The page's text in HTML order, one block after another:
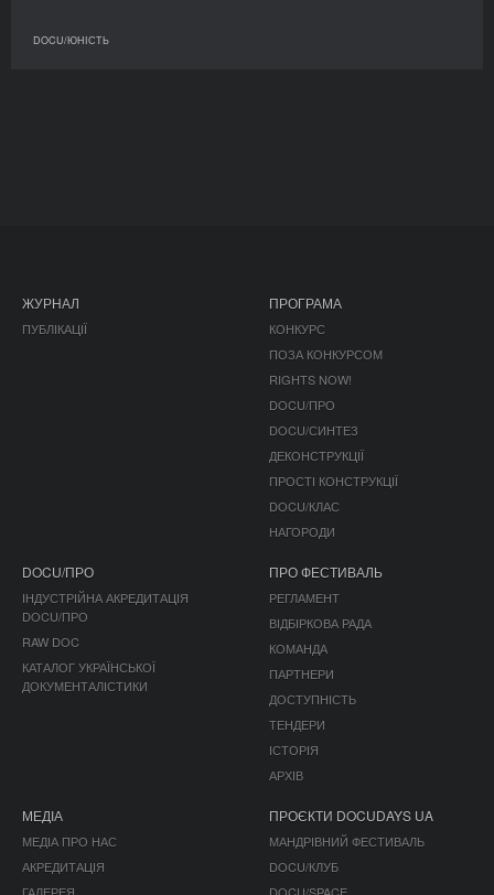
DOCU/ЮНІСТЬ
ЖУРНАЛ
ПУБЛІКАЦІЇ
ПРОГРАМА
КОНКУРС
ПОЗА КОНКУРСОМ
RIGHTS NOW!
DOCU/ПРО
DOCU/СИНТЕЗ
ДЕКОНСТРУКЦІЇ
ПРОСТІ КОНСТРУКЦІЇ
DOCU/КЛАС
НАГОРОДИ
DOCU/ПРО
ІНДУСТРІЙНА АКРЕДИТАЦІЯ
DOCU/ПРО
RAW DOC
КАТАЛОГ УКРАЇНСЬКОЇ
ДОКУМЕНТАЛІСТИКИ
ПРО ФЕСТИВАЛЬ
РЕГЛАМЕНТ
ВІДБІРКОВА РАДА
КОМАНДА
ПАРТНЕРИ
ДОСТУПНІСТЬ
ТЕНДЕРИ
ІСТОРІЯ
АРХІВ
МЕДІА
МЕДІА ПРО НАС
АКРЕДИТАЦІЯ
ПРОЄКТИ DOCUDAYS UA
МАНДРІВНИЙ ФЕСТИВАЛЬ
DOCU/КЛУБ